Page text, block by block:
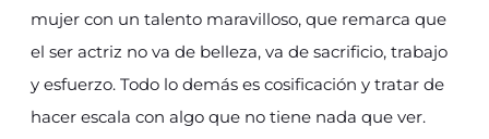
mujer con un talento maravilloso, que remarca que
el ser actriz no va de belleza, va de sacrificio, trabajo
y esfuerzo. Todo lo demás es cosificación y tratar de
hacer escala con algo que no tiene nada que ver.